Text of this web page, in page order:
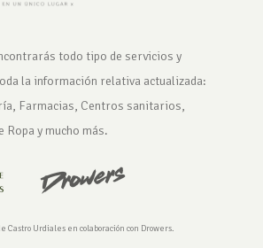
todo tipo de servicios y
la información relativa actualizada:
Farmacias, Centros sanitarios,
Ropa y mucho más.
Castro Urdiales en colaboración con Drowers.